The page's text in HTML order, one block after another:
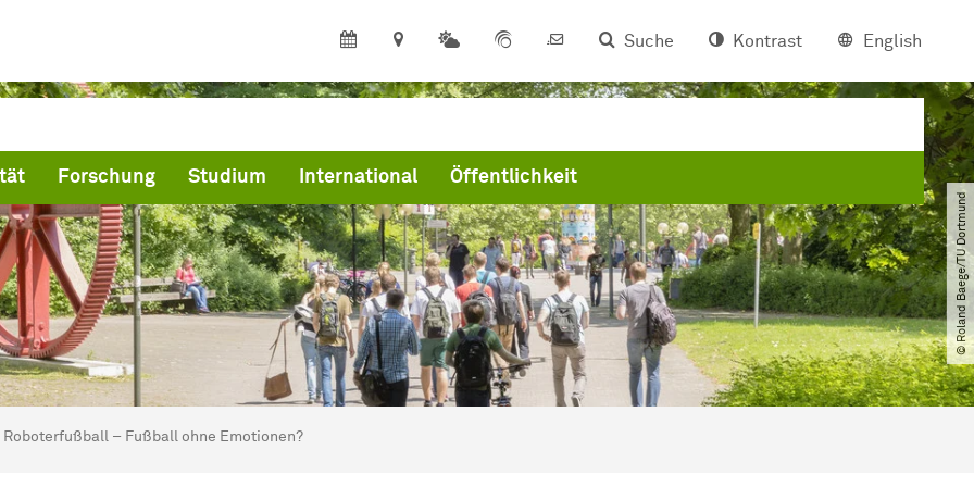
Suche Kontrast English
Forschung Studium International Öffentlichkeit
© Roland Baege​/​TU Dortmund
hier:
Roboterfußball – Fußball ohne Emotionen?